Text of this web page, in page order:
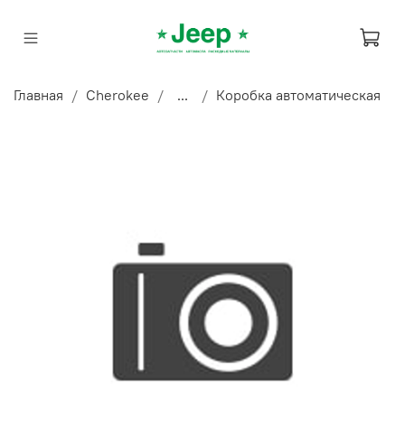
Главная Cherokee ... Коробка автоматическая